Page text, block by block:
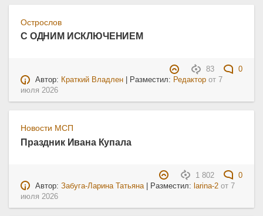
Острослов
С ОДНИМ ИСКЛЮЧЕНИЕМ
83
0
Автор: Краткий Владлен | Разместил: Редактор от 7
июля 2026
Новости МСП
Праздник Ивана Купала
1 802
0
Автор:Забуга-Ларина Татьяна | Разместил: larina-2 от7
июля 2026